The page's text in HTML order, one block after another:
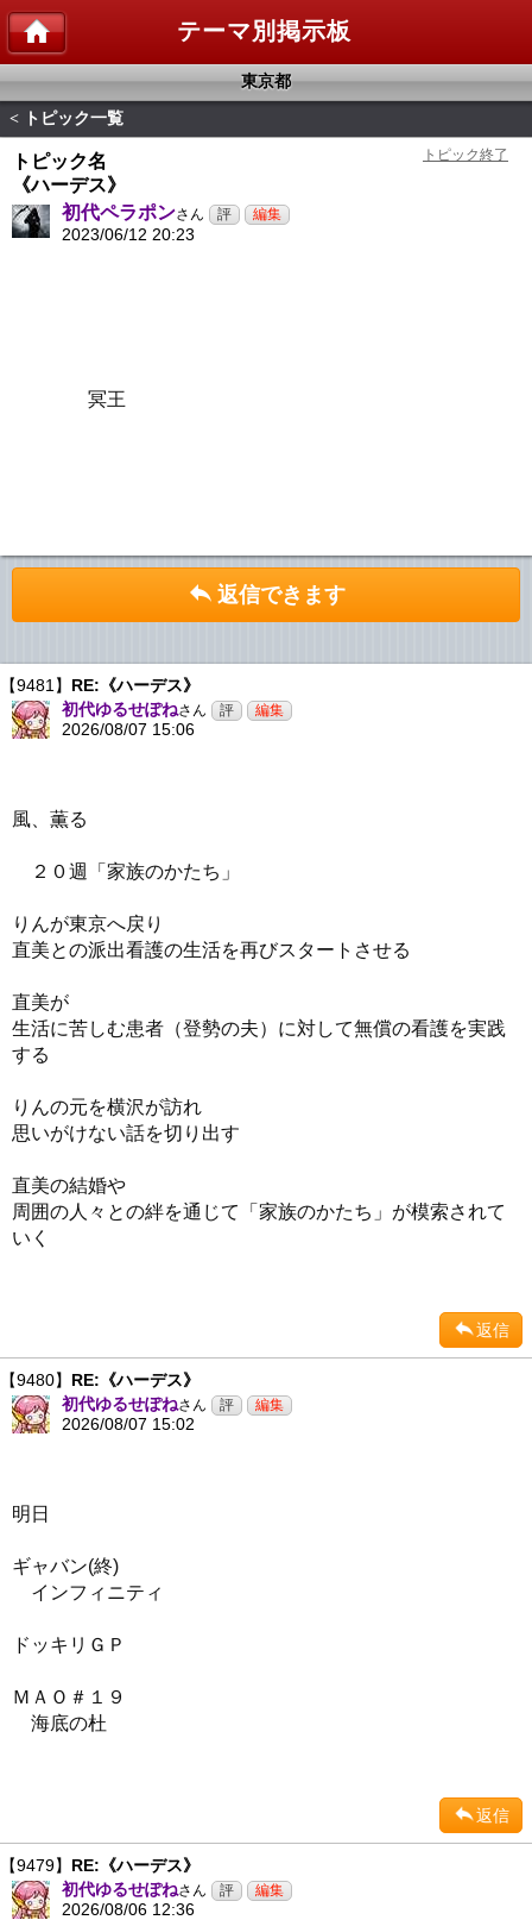
テーマ別掲示板
東京都
< トピック一覧
トピック名
《ハーデス》
初代ペラポンさん
2023/06/12 20:23
冥王
返信できます
【9481】 RE:《ハーデス》
初代ゆるせぽねさん
2026/08/07 15:06
風、薫る
２０週「家族のかたち」
りんが東京へ戻り
直美との派出看護の生活を再びスタートさせる
直美が
生活に苦しむ患者（登勢の夫）に対して無償の看護を実践
する
りんの元を横沢が訪れ
思いがけない話を切り出す
直美の結婚や
周囲の人々との絆を通じて「家族のかたち」が模索されて
いく
返信
【9480】 RE:《ハーデス》
初代ゆるせぽねさん
2026/08/07 15:02
明日
ギャバン(終)
インフィニティ
ドッキリＧＰ
ＭＡＯ＃１９
海底の杜
返信
【9479】 RE:《ハーデス》
初代ゆるせぽねさん
2026/08/06 12:36